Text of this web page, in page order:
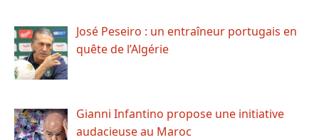
José Peseiro : un entraîneur portugais en
quête de l’Algérie
Gianni Infantino propose une initiative
audacieuse au Maroc